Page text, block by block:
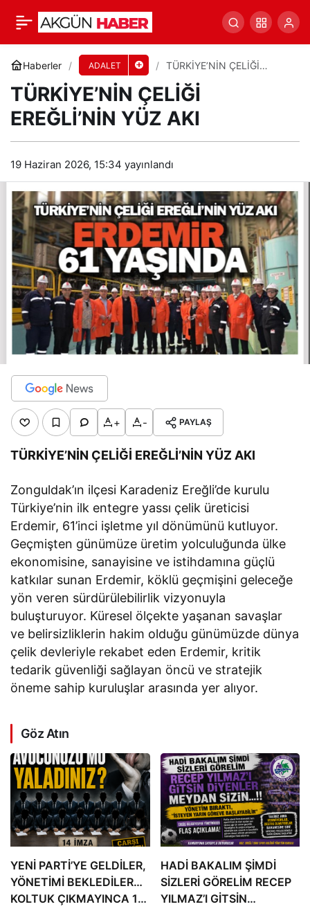
Haberler ADALET
TÜRKİYE’NİN ÇELİĞİ
TÜRKİYE’NİN ÇELİĞİ
EREĞLİ’NİN YÜZ AKI
19 Haziran 2026, 15:34 yayınlandı
+ - PAYLAŞ
TÜRKİYE’NİN ÇELİĞİ EREĞLİ’NİN YÜZ AKI
Zonguldak’ın ilçesi Karadeniz Ereğli’de kurulu
Türkiye’nin ilk entegre yassı çelik üreticisi
Erdemir, 61’inci işletme yıl dönümünü kutluyor.
Geçmişten günümüze üretim yolculuğunda ülke
ekonomisine, sanayisine ve istihdamına güçlü
katkılar sunan Erdemir, köklü geçmişini geleceğe
yön veren sürdürülebilirlik vizyonuyla
buluşturuyor. Küresel ölçekte yaşanan savaşlar
ve belirsizliklerin hakim olduğu günümüzde dünya
çelik devleriyle rekabet eden Erdemir, kritik
tedarik güvenliği sağlayan öncü ve stratejik
öneme sahip kuruluşlar arasında yer alıyor.
Göz Atın
YENİ PARTİ’YE GELDİLER,
YÖNETİMİ BEKLEDİLER…
KOLTUK ÇIKMAYINCA 14
HADİ BAKALIM ŞİMDİ
SİZLERİ GÖRELİM RECEP
YILMAZ’I GİTSİN
TÜRKİYE’NİN ÇELİĞİ EREĞLİ’NİN YÜZ AKI
Paylaş